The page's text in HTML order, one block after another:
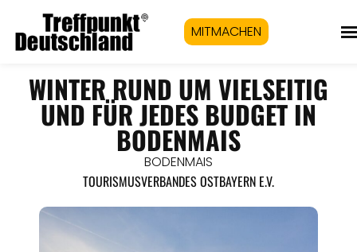
MITMACHEN
WINTER RUND UM VIELSEITIG
UND FÜR JEDES BUDGET IN
BODENMAIS
BODENMAIS
TOURISMUSVERBANDES OSTBAYERN E.V.